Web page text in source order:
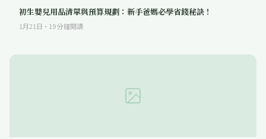
初生嬰兒用品清單與預算規劃：新手爸媽必學省錢秘訣！
1月21日 · 19分鐘閱讀